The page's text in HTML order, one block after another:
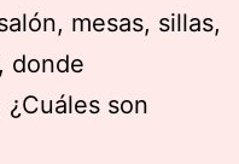
mesas, sillas,
donde
son